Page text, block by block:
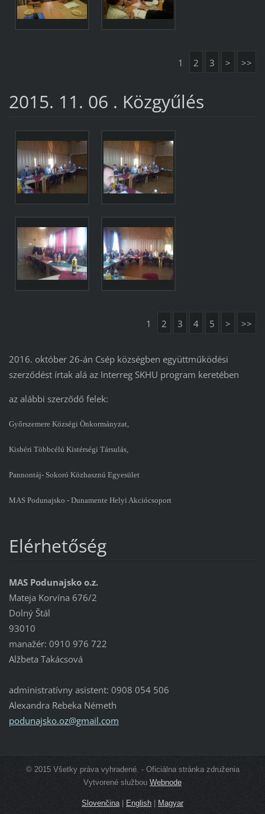
1 2 3 > >>
2015. 11. 06 . Közgyűlés
1 2 3 4 5 > >>
2016. október 26-án Csép községben együttműködési
szerződést írtak alá az Interreg SKHU program keretében
az alábbi szerződő felek:
Győrszemere Községi Önkormányzat,
Kisbéri Többcélú Kistérségi Társulás,
Pannontáj- Sokoró Közhasznú Egyesület
MAS Podunajsko - Dunamente Helyi Akciócsoport
Elérhetőség
MAS Podunajsko o.z.
Mateja Korvína 676/2
Dolný Štál
93010
manažér: 0910 976 722
Alžbeta Takácsová
administratívny asistent: 0908 054 506
Alexandra Rebeka Németh
podunajsko.oz@gmail.com
© 2015 Všetky práva vyhradené. - Oficiálna stránka združenia
Vytvorené službouWebnode
Slovenčina| English Magyar